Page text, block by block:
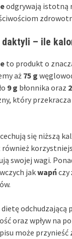
odgrywają istotną
– ile
to produkt o
aż 75 g
9 g błonnika oraz
który
cechują się niższą
swojej wagi.
jakwapńczy
oraz wpływ na
może